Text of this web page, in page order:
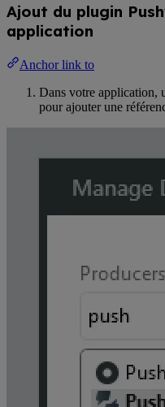
Ajout du plugin
application
Anchor link to
Dans votre application,
pour ajouter une